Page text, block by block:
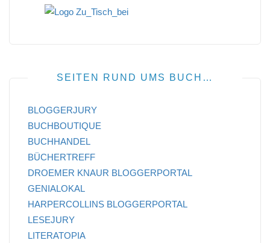
SEITEN RUND UMS BUCH…
BLOGGERJURY
BUCHBOUTIQUE
BUCHHANDEL
BÜCHERTREFF
DROEMER KNAUR BLOGGERPORTAL
GENIALOKAL
HARPERCOLLINS BLOGGERPORTAL
LESEJURY
LITERATOPIA